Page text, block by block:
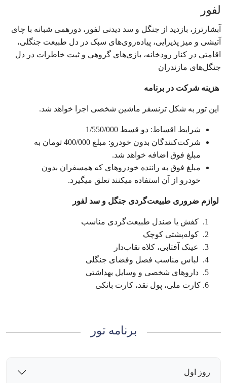
لفور
آبشارترز، بازدید از جنگل و سد دیدنی لفور، دورهمی‌ شبانه با چای
آتیشی و میز پذیرایی، پیاده‌روی‌های سبک در دل طبیعت جنگلی،
اقامتی در کنار رودخانه، بازی‌های گروهی و ثبت خاطرات در دل
جنگل‌های مازندران
هزینه شرکت در برنامه
این تور به شکل ترنسفر ماشین شخصی اجرا خواهد شد.
شرایط اقساط: دو قسط 1/550/000
شرکت‌کنندگان بدون خودرو: مبلغ 400/000 تومان به
مبلغ فوق اضافه خواهد شد.
مبلغ فوق به راننده خودروهای که همسفران بدون
خودرو از آن استفاده میکنند تعلق میگیرد.
لوازم ضروری طبیعت‌گردی جنگل و سد لفور
کفش یا صندل طبیعت‌گردی مناسب
کوله‌پشتی کوچک
عینک آفتابی، کلاه نقاب‌دار
لباس مناسب فصل وفضای جنگلی
داروهای شخصی و وسایل بهداشتی
کارت ملی، پول نقد، کارت بانکی
برنامه تور
روز اول